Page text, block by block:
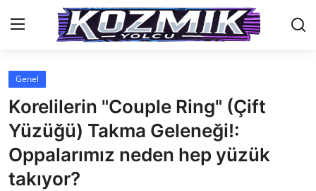
Anasayfa
İletişim
Genel
Anime Önerileri
Genel
Korelilerin "Couple Ring" (Çift
Yüzüğü) Takma Geleneği!:
Oppalarımız neden hep yüzük
takıyor?